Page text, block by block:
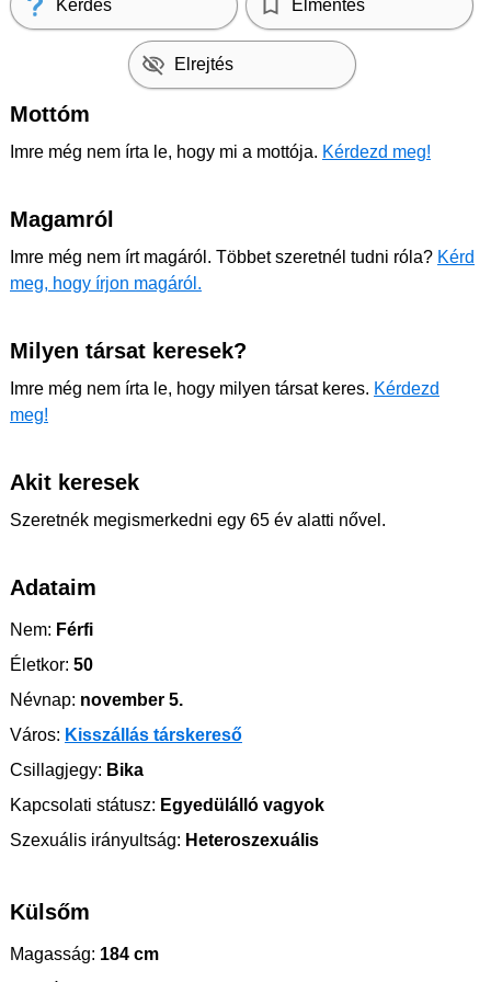
Kérdés Elmentés
Elrejtés
Mottóm
Imre még nem írta le, hogy mi a mottója. Kérdezd meg!
Magamról
Imre még nem írt magáról. Többet szeretnél tudni róla? Kérd
meg, hogy írjon magáról.
Milyen társat keresek?
Imre még nem írta le, hogy milyen társat keres. Kérdezd
meg!
Akit keresek
Szeretnék megismerkedni egy 65 év alatti nővel.
Adataim
Nem: Férfi
Életkor: 50
Névnap: november 5.
Város: Kisszállás társkereső
Csillagjegy: Bika
Kapcsolati státusz: Egyedülálló vagyok
Szexuális irányultság: Heteroszexuális
Külsőm
Magasság: 184 cm